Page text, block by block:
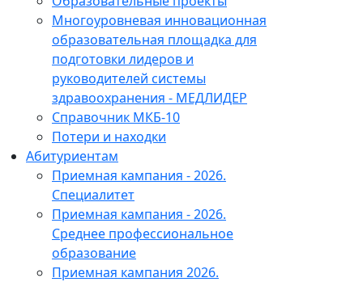
Многоуровневая инновационная
образовательная площадка для
подготовки лидеров и
руководителей системы
здравоохранения - МЕДЛИДЕР
Справочник МКБ-10
Потери и находки
Абитуриентам
Приемная кампания - 2026.
Специалитет
Приемная кампания - 2026.
Среднее профессиональное
образование
Приемная кампания 2026.